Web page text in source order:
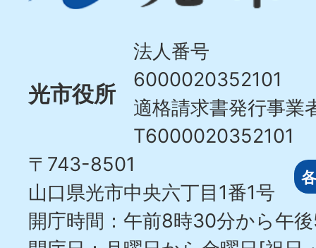
Hikari
光市役所
法人番号
6000020352101
適格請求書発行事業
T6000020352101
〒743-8501
山口県光市中央六丁目1番1号
開庁時間：午前8時30分から午